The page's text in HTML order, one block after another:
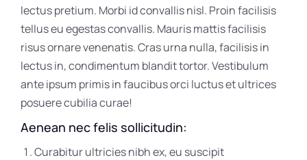
lectus pretium. Morbi id convallis nisl. Proin facilisis
tellus eu egestas convallis. Mauris mattis facilisis
risus ornare venenatis. Cras urna nulla, facilisis in
lectus in, condimentum blandit tortor. Vestibulum
ante ipsum primis in faucibus orci luctus et ultrices
posuere cubilia curae!
Aenean nec felis sollicitudin:
Curabitur ultricies nibh ex, eu suscipit